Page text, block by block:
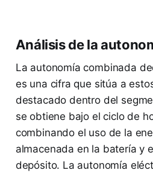
Análisis de la
La autonomía combinada
es una cifra que sitúa a
destacado dentro del
se obtiene bajo el ciclo de
combinando el uso de la
almacenada en la batería y
depósito. La autonomía